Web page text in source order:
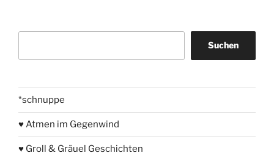
Suchen
*schnuppe
♥ Atmen im Gegenwind
♥ Groll & Gräuel Geschichten